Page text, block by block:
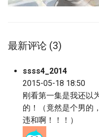
最新评论 (3)
ssss4_2014
2015-05-18 18:50
刚看第一集是我还以
的！（竟然是个男的
违和啊！！！）